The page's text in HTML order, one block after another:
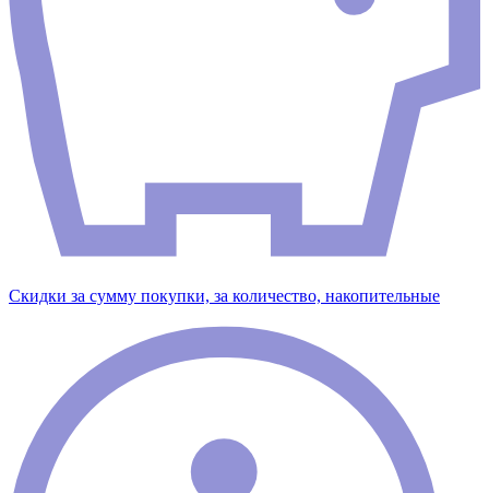
Скидки за сумму покупки, за количество, накопительные